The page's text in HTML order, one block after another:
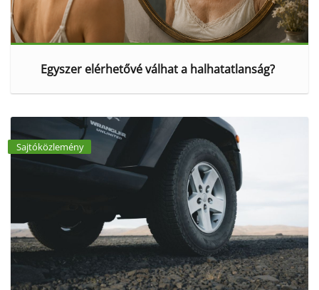
Egyszer elérhetővé válhat a halhatatlanság?
Sajtóközlemény